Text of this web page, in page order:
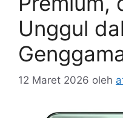
Unggul
12 Maret 2026 oleh